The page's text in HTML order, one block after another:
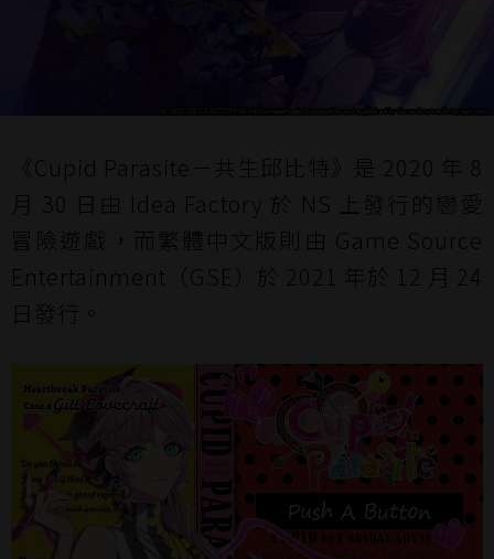
《Cupid Parasite－共生邱比特》是 2020 年 8
月 30 日由 Idea Factory 於 NS 上發行的戀愛
冒險遊戲，而繁體中文版則由 Game Source
Entertainment（GSE）於 2021 年於 12 月 24
日發行。